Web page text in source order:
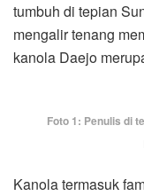
tumbuh di tepian
mengalir tenang
kanola Daejo
Foto 1: Penulis di
Kanola termasuk